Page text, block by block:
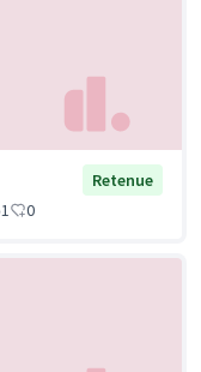
Retenue
1 0